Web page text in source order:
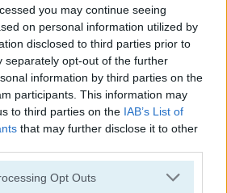
you may continue seeing
on personal information utilized by
disclosed to third parties prior to
separately opt-out of the further
information by third parties on the
participants. This information may
to third parties on the IAB’s List of
that may further disclose it to other
app uses one or more Google
Opt Outs